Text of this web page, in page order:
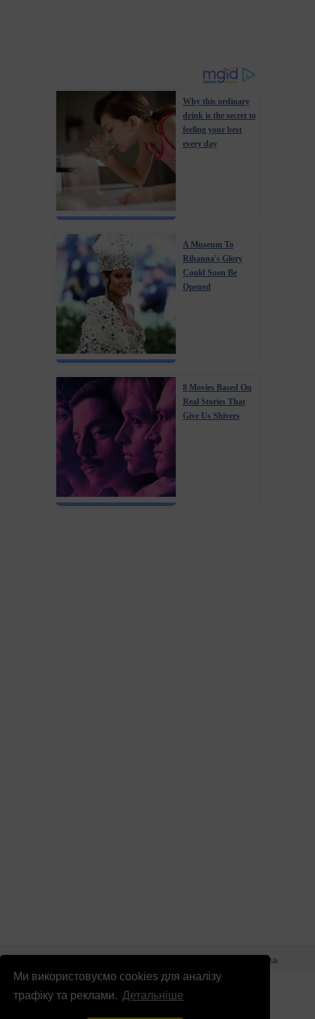
Ми використовуємо cookies для аналізу
трафіку та реклами. Детальніше
Why this ordinary
drink is the secret to
feeling your best
every day
A Museum To
Rihanna's Glory
Could Soon Be
Opened
8 Movies Based On
Real Stories That
Give Us Shivers
© Патріоти України 2026 Правова інформація
Реклама
info@patrioty.org.ua